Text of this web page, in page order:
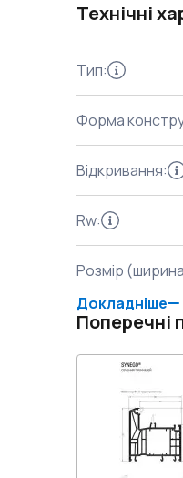
Технічні
Тип:
Форма
Відкривання:
Rw:
Розмір
Докладніше
Поперечні